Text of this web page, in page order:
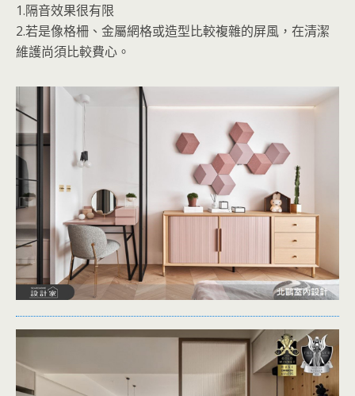
1.隔音效果很有限
2.若是像格柵、金屬網格或造型比較複雜的屏風，在清潔
維護尚須比較費心。